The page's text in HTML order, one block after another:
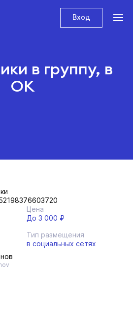
Вход
в группу, в
ОК
Цена
До 3 000 ₽
Тип размещения
в социальных сетях